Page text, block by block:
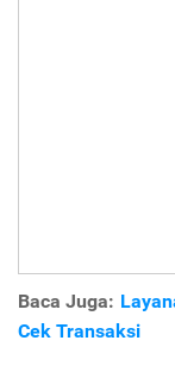
Baca Juga:
Cek Transaksi